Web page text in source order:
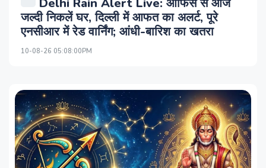
Delhi Rain Alert Live: ऑफिस से आज
जल्दी निकलें घर, दिल्ली में आफत का अलर्ट, पूरे
एनसीआर में रेड वार्निंग; आंधी-बारिश का खतरा
10-08-26 05:08:00PM